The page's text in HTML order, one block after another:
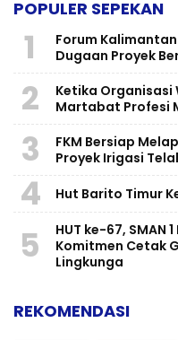
POPULER SEPEKAN
1
Forum
Dugaan Proyek
2
Ketika
Martabat Profesi
3
FKM Bersiap
Proyek Irigasi
4 Hut Barito Timur
5
HUT ke-67, SMAN
Komitmen Cetak
Lingkunga
REKOMENDASI